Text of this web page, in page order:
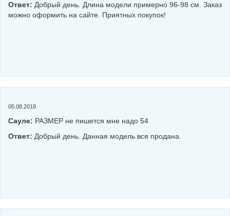
Ответ: Добрый день. Длина модели примерно 96-98 см. Заказ
можно оформить на сайте. Приятных покупок!
05.08.2018
Сауле: РАЗМЕР не пишется мне надо 54
Ответ: Добрый день. Данная модель вся продана.